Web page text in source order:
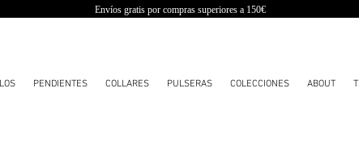
Envíos gratis por compras superiores a 150€
PENDIENTES COLLARES PULSERAS COLECCIONES ABOUT